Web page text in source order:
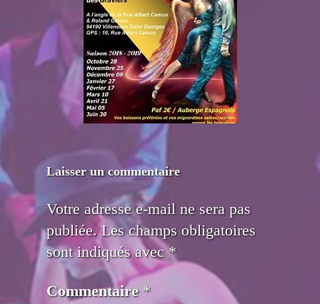
Laisser un commentaire
Votre adresse e-mail ne sera pas
publiée. Les champs obligatoires
sont indiqués avec*
Commentaire *